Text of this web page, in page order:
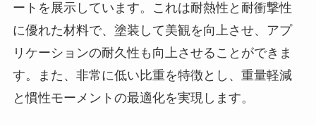
ートを展示しています。これは耐熱性と耐衝撃性
に優れた材料で、塗装して美観を向上させ、アプ
リケーションの耐久性も向上させることができま
す。また、非常に低い比重を特徴とし、重量軽減
と慣性モーメントの最適化を実現します。